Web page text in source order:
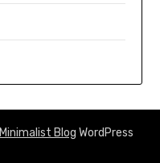
Minimalist Blog WordPress